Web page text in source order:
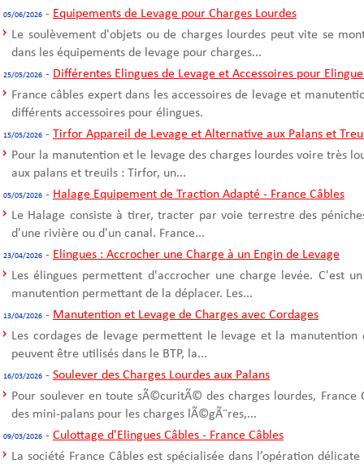
05/06/2026 - Equipements de Levage pour Charges Lourdes
Le soulèvement d'objets ou de charges lourdes peut vite se
dans les équipements de levage pour charges...
25/05/2026 - Différentes Elingues de Levage et Accessoires pour
France câbles expert dans les accessoires de levage et
différents accessoires pour élingues.
15/05/2026 - Tirfor Appareil de Levage et Alternative aux Palans et
Pour la manutention et le levage des charges lourdes voire très
aux palans et treuils : Tirfor, un...
05/05/2026 - Halage Equipement de Traction Adapté - France Câbles
Le Halage consiste à tirer, tracter par voie terrestre des
d'une rivière ou d'un canal. France...
23/04/2026 - Elingues : Accrocher une Charge à un Engin de Levage
Les élingues permettent d'accrocher une charge levée. C'est
manutention permettant de la déplacer. Les...
13/04/2026 - Manutention et Levage de Charges avec Cordages
Les cordages de levage permettent le levage et la manutention
peuvent être utilisés dans le BTP, la...
16/03/2026 - Soulever des Charges Lourdes aux Palans
Pour soulever en toute sÃ©curitÃ© des charges lourdes, France
des mini-palans pour les charges lÃ©gÃ¨res,...
09/03/2026 - Culottage d'Elingues Câbles - France Câbles
La société France Câbles est spécialisée dans l’opération